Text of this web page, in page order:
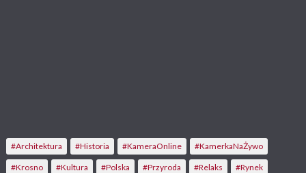
#Architektura #Historia #KameraOnline #KamerkaNaŻywo
#Krosno #Kultura #Polska #Przyroda #Relaks #Rynek